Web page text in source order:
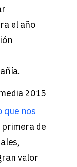
el año
que nos
primera de
valor